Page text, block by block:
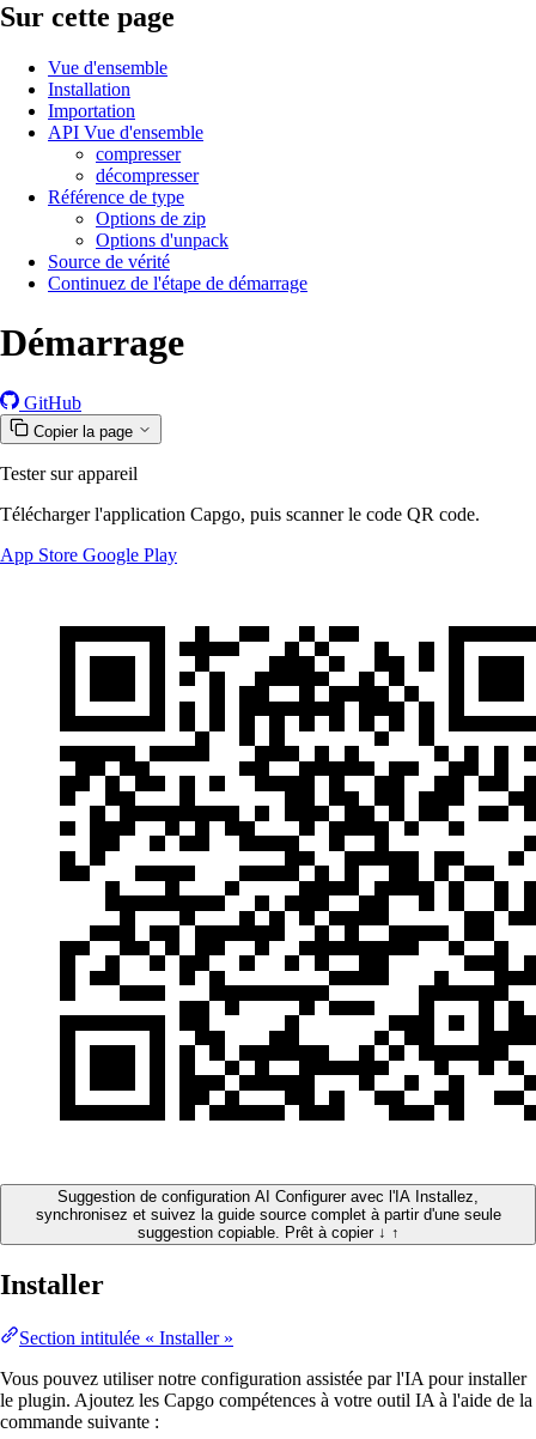
Sur cette page
Vue d'ensemble
Installation
Importation
API Vue d'ensemble
compresser
décompresser
Référence de type
Options de zip
Options d'unpack
Source de vérité
Continuez de l'étape de démarrage
Démarrage
GitHub
Copier la page
Tester sur appareil
Télécharger l'application Capgo, puis scanner le code QR code.
App Store Google Play
Suggestion de configuration AI Configurer avec l'IA Installez,
synchronisez et suivez la guide source complet à partir d'une seule
suggestion copiable. Prêt à copier ↓ ↑
Installer
Section intitulée « Installer »
Vous pouvez utiliser notre configuration assistée par l'IA pour installer
le plugin. Ajoutez les Capgo compétences à votre outil IA à l'aide de la
commande suivante :